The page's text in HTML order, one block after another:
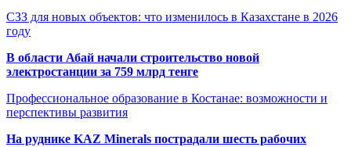
СЗЗ для новых объектов: что изменилось в Казахстане в 2026
году
В области Абай начали строительство новой
электростанции за 759 млрд тенге
Профессиональное образование в Костанае: возможности и
перспективы развития
На руднике KAZ Minerals пострадали шесть рабочих